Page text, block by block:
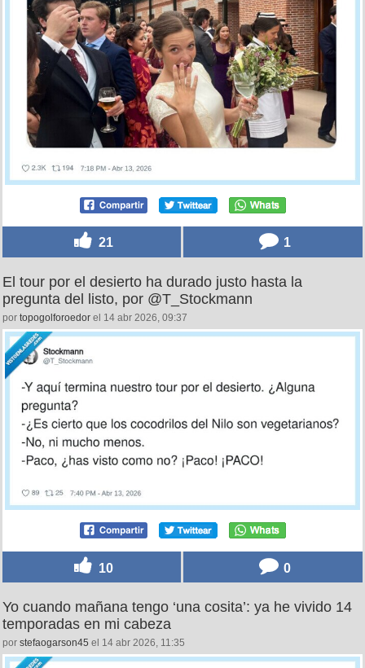
21 1
El tour por el desierto ha durado justo hasta la
pregunta del listo, por @T_Stockmann
por topogolforoedor el 14 abr 2026, 09:37
10 0
Yo cuando mañana tengo ‘una cosita’: ya he vivido 14
temporadas en mi cabeza
por stefaogarson45 el 14 abr 2026, 11:35